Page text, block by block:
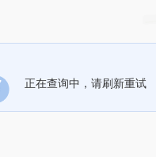
正在查询中，请刷新重试